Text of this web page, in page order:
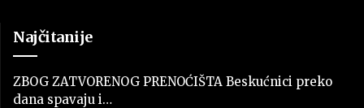
Najčitanije
ZBOG ZATVORENOG PRENOĆIŠTA Beskućnici preko
dana spavaju i…